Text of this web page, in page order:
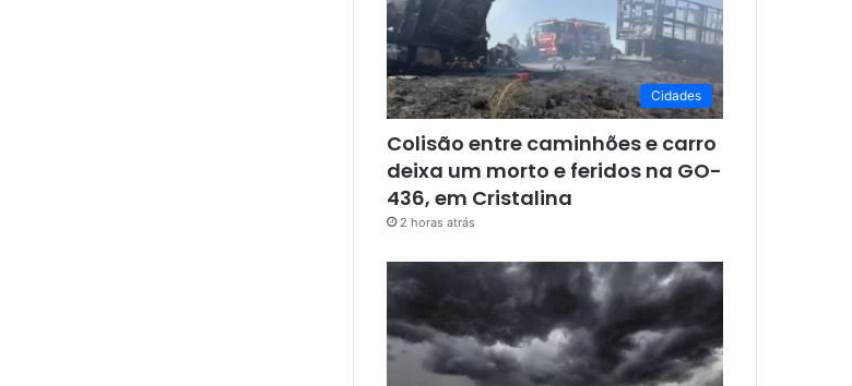
Cidades
Colisão entre caminhões e carro
deixa um morto e feridos na GO-
436, em Cristalina
2 horas atrás